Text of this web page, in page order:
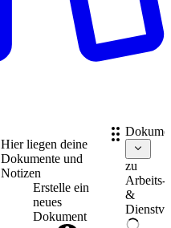
Hier liegen deine
Dokumente und
Notizen
Erstelle ein
neues
Dokument
zu
Arbeits-
&